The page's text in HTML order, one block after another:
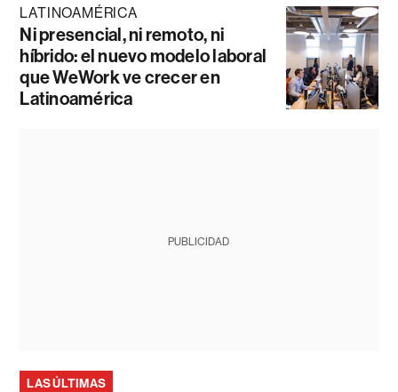
LATINOAMÉRICA
Ni presencial, ni remoto, ni
híbrido: el nuevo modelo laboral
que WeWork ve crecer en
Latinoamérica
PUBLICIDAD
LAS ÚLTIMAS